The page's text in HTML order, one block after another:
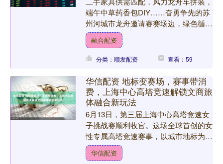
端午中草药香包DIY……奋勇争先的苏
州河城市龙舟邀请赛赛场边，绿色循环
理念也在生根发芽。 今天上午，“绿色
循环”上海市垃圾分类....
融合配资
分类：顺发配资 查看：59
华信配资 地标变赛场，赛事带消
费，上海中心高塔竞速解锁文商旅
体融合新玩法
6月13日，第三届上海中心高塔竞速女
子挑战赛顺利收官。这场全球首创的女
性专属高塔竞速赛事，以城市地标为竞
技舞台，在赛制创新、服务升级的同
时，深度串联体育、文旅与....
华信配资